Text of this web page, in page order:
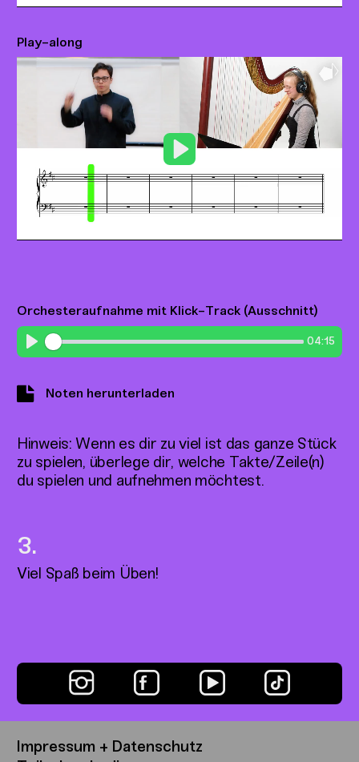
Play-along
Play
Orchesteraufnahme mit Klick-Track (Ausschnitt)
Play
04:15
Noten herunterladen
Hinweis: Wenn es dir zu viel ist das ganze Stück
zu spielen, überlege dir, welche Takte/Zeile(n)
du spielen und aufnehmen möchtest.
Viel Spaß beim Üben!
Impressum + Datenschutz